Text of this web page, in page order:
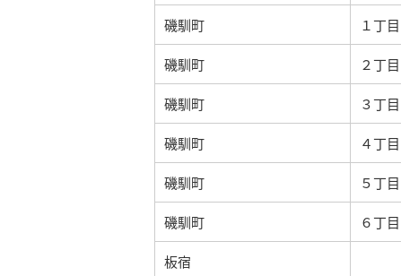
磯馴町 １丁目
磯馴町 ２丁目
磯馴町 ３丁目
磯馴町 ４丁目
磯馴町 ５丁目
磯馴町 ６丁目
板宿